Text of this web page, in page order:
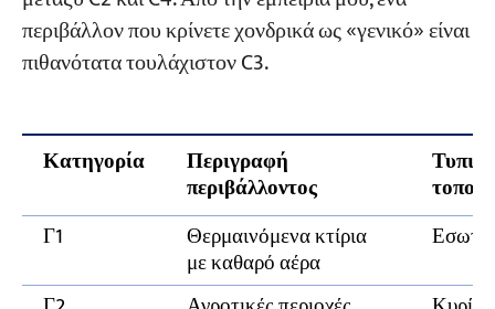
η βαφή;
Πώς μπορώ να επαληθεύσω αν το σύστημα
Πόσα χρόνια μπορεί μια επίστρωση να
εγγυηθεί ότι δεν θα σκουριάσει;
περιβάλλον που κρίνετε χονδρικά ως «γενικό» είναι
πιθανότατα τουλάχιστον C3.
Κατηγορία Περιγραφή
περιβάλλοντος
Γ1
Θερμαινόμενα κτίρια
με καθαρό αέρα